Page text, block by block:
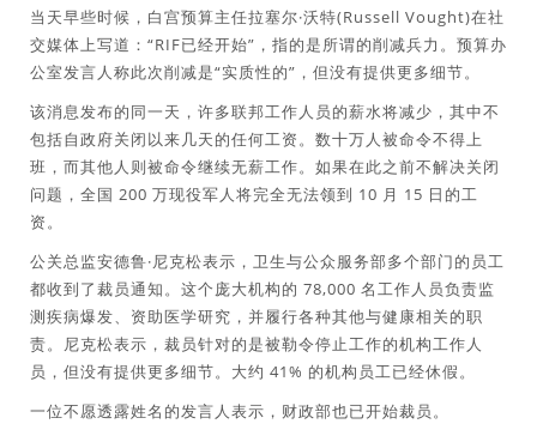
当天早些时候，白宫预算主任拉塞尔·沃特(Russell Vought)在社
交媒体上写道：“RIF已经开始”，指的是所谓的削减兵力。预算办
公室发言人称此次削减是“实质性的”，但没有提供更多细节。
该消息发布的同一天，许多联邦工作人员的薪水将减少，其中不
包括自政府关闭以来几天的任何工资。数十万人被命令不得上
班，而其他人则被命令继续无薪工作。如果在此之前不解决关闭
问题，全国 200 万现役军人将完全无法领到 10 月 15 日的工
资。
公关总监安德鲁·尼克松表示，卫生与公众服务部多个部门的员工
都收到了裁员通知。这个庞大机构的 78,000 名工作人员负责监
测疾病爆发、资助医学研究，并履行各种其他与健康相关的职
责。尼克松表示，裁员针对的是被勒令停止工作的机构工作人
员，但没有提供更多细节。大约 41% 的机构员工已经休假。
一位不愿透露姓名的发言人表示，财政部也已开始裁员。